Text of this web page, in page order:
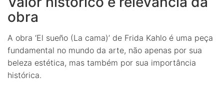
obra
A obra ‘El sueño (La cama)’ de Frida Kahlo é uma peça
fundamental no mundo da arte, não apenas por sua
beleza estética, mas também por sua importância
histórica.